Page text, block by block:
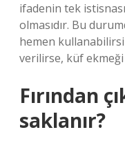
ifadenin tek
olmasıdır. Bu
hemen
verilirse, küf
Fırından
saklanır?